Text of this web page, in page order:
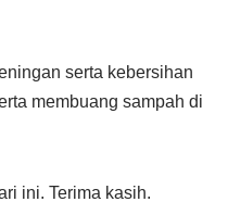
serta kebersihan
membuang sampah di
ini. Terima kasih.